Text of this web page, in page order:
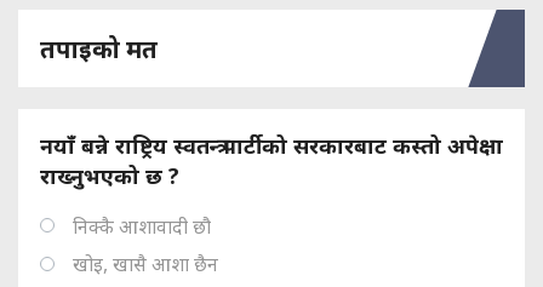
तपाइको मत
नयाँ बन्ने राष्ट्रिय स्वतन्त्र पार्टीको सरकारबाट कस्तो अपेक्षा
राख्नुभएको छ ?
निक्कै आशावादी छौ
खोइ, खासै आशा छैन